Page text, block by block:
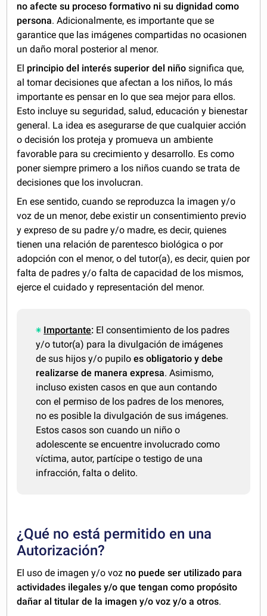
no afecte su proceso formativo ni su dignidad como
persona. Adicionalmente, es importante que se
garantice que las imágenes compartidas no ocasionen
un daño moral posterior al menor.
El principio del interés superior del niño significa que,
al tomar decisiones que afectan a los niños, lo más
importante es pensar en lo que sea mejor para ellos.
Esto incluye su seguridad, salud, educación y bienestar
general. La idea es asegurarse de que cualquier acción
o decisión los proteja y promueva un ambiente
favorable para su crecimiento y desarrollo. Es como
poner siempre primero a los niños cuando se trata de
decisiones que los involucran.
En ese sentido, cuando se reproduzca la imagen y/o
voz de un menor, debe existir un consentimiento previo
y expreso de su padre y/o madre, es decir, quienes
tienen una relación de parentesco biológica o por
adopción con el menor, o del tutor(a), es decir, quien por
falta de padres y/o falta de capacidad de los mismos,
ejerce el cuidado y representación del menor.
Importante: El consentimiento de los padres
y/o tutor(a) para la divulgación de imágenes
de sus hijos y/o pupilo es obligatorio y debe
realizarse de manera expresa. Asimismo,
incluso existen casos en que aun contando
con el permiso de los padres de los menores,
no es posible la divulgación de sus imágenes.
Estos casos son cuando un niño o
adolescente se encuentre involucrado como
víctima, autor, partícipe o testigo de una
infracción, falta o delito.
¿Qué no está permitido en una
Autorización?
El uso de imagen y/o voz no puede ser utilizado para
actividades ilegales y/o que tengan como propósito
dañar al titular de la imagen y/o voz y/o a otros.